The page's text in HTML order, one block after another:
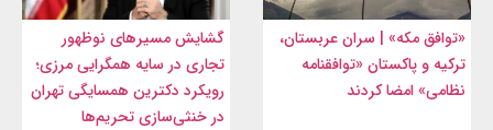
«توافق مکه» | سران عربستان،
ترکیه و پاکستان «توافقنامه
نظامی» امضا کردند
گشایش مسیرهای نوظهور
تجاری در سایه همگرایی مرزی؛
رویکرد دکترین همسایگی تهران
در خنثی‌سازی تحریم‌ها